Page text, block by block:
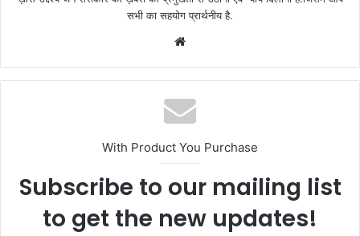
सभी का सहयोग प्रार्थनीय है.
With Product You Purchase
Subscribe to our mailing list
to get the new updates!